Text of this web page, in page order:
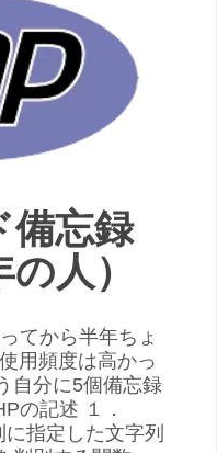
備忘録
人）
てから半年ちょ
用頻度は高かっ
自分に5個備忘録
の記述 １．
指定した文字列